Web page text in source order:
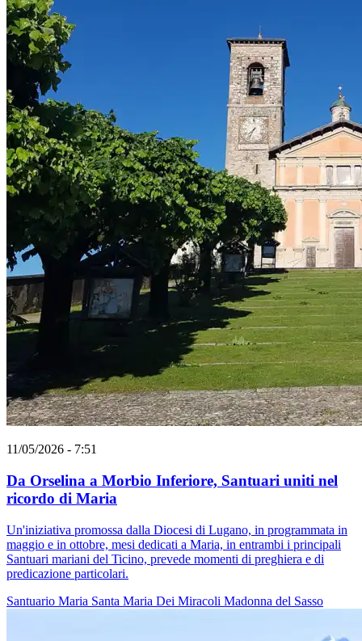
11/05/2026 - 7:51
Da Orselina a Morbio Inferiore, Santuari uniti nel
ricordo di Maria
Un'iniziativa promossa dalla Diocesi di Lugano, in programmata in
maggio e in ottobre, mesi dedicati a Maria, in entrambi i principali
Santuari mariani del Ticino, prevede momenti di preghiera e di
predicazione particolari.
Santuario Maria Santa Maria Dei Miracoli Madonna del Sasso